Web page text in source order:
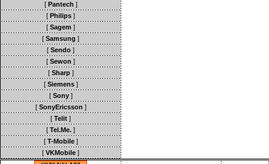
[ Pantech ]
[ Philips ]
[ Sagem ]
[ Samsung ]
[ Sendo ]
[ Sewon ]
[ Sharp]
[ Siemens]
[ Sony]
[ SonyEricsson ]
[ Telit ]
[ Tel.Me. ]
[ T-Mobile]
[ VKMobile ]